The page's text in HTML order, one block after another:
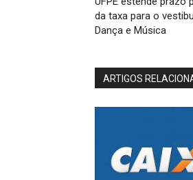
da taxa para o
Dança e Música
ARTIGOS